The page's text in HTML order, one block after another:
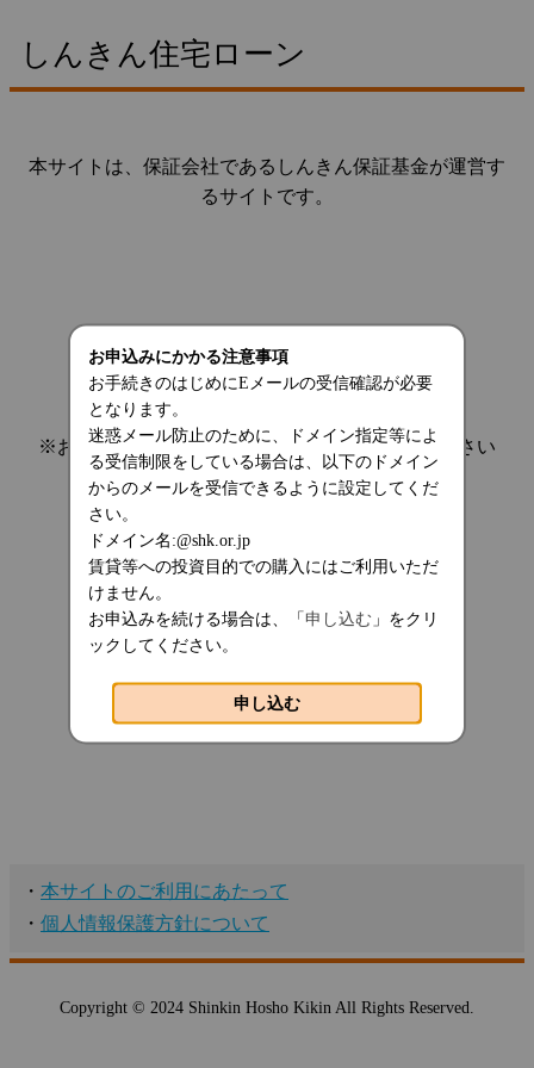
しんきん住宅ローン
本サイトは、保証会社であるしんきん保証基金が運営す
るサイトです。
※お手続きを中断する場合は、画面を閉じてください
お申込みにかかる注意事項
お手続きのはじめにEメールの受信確認が必要
となります。
迷惑メール防止のために、ドメイン指定等によ
る受信制限をしている場合は、以下のドメイン
からのメールを受信できるように設定してくだ
さい。
ドメイン名:@shk.or.jp
賃貸等への投資目的での購入にはご利用いただ
けません。
お申込みを続ける場合は、「申し込む 」をクリ
ックしてください。
申し込む
・ 本サイトのご利用にあたって
・ 個人情報保護方針について
Copyright © 2024 Shinkin Hosho Kikin All Rights Reserved.